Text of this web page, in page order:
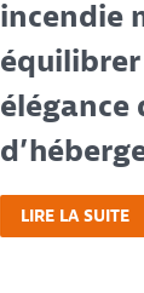
incendie
élégance
LIRE LA SUITE